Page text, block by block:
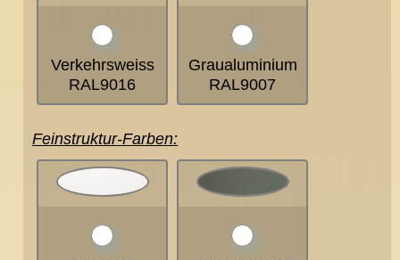
Verkehrsweiss
RAL9016
Graualuminium
RAL9007
Feinstruktur-Farben: